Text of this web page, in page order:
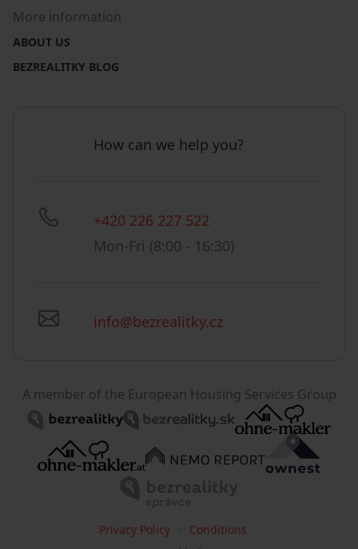
More information
ABOUT US
BEZREALITKY BLOG
How can we help you?
+420 226 227 522
Mon-Fri (8:00 - 16:30)
info@bezrealitky.cz
A member of the European Housing Services Group
Privacy Policy
Conditions